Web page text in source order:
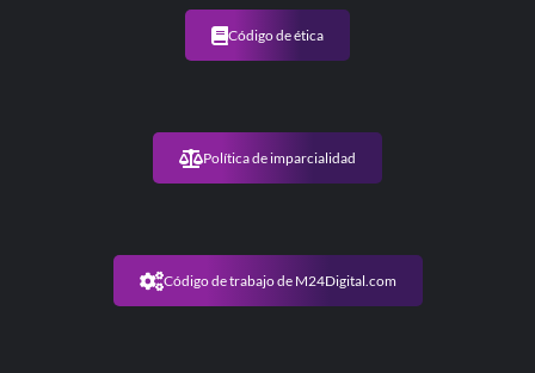
Código de ética
Política de imparcialidad
Código de trabajo de M24Digital.com